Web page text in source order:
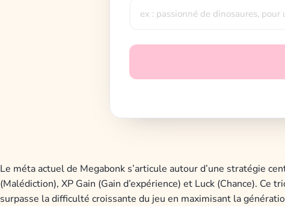
Le méta actuel de Megabonk s’articule autour d’une stratégie
(Malédiction), XP Gain (Gain d’expérience) et Luck (Chance).
surpasse la difficulté croissante du jeu en maximisant la